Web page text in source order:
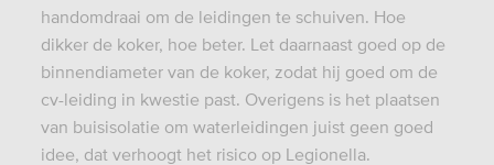
handomdraai om de leidingen te schuiven. Hoe
dikker de koker, hoe beter. Let daarnaast goed op de
binnendiameter van de koker, zodat hij goed om de
cv-leiding in kwestie past. Overigens is het plaatsen
van buisisolatie om waterleidingen juist geen goed
idee, dat verhoogt het risico op Legionella.